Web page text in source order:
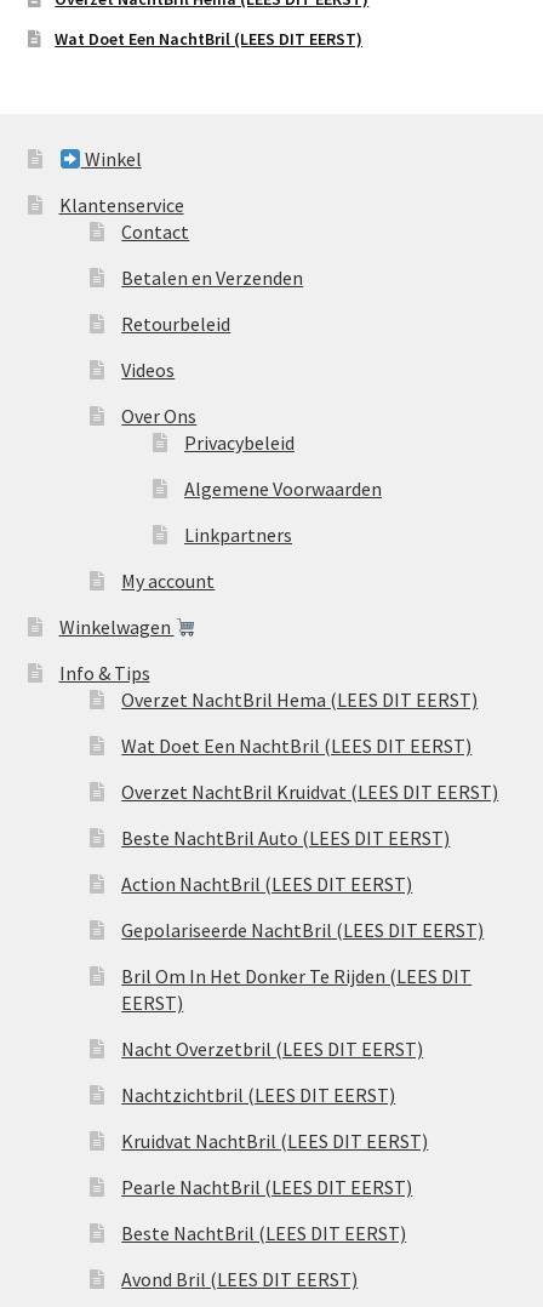
Wat Doet Een NachtBril (LEES DIT EERST)
Winkel
Klantenservice
Contact
Betalen en Verzenden
Retourbeleid
Videos
Over Ons
Privacybeleid
Algemene Voorwaarden
Linkpartners
My account
Winkelwagen
Info & Tips
Overzet NachtBril Hema (LEES DIT EERST)
Wat Doet Een NachtBril (LEES DIT EERST)
Overzet NachtBril Kruidvat (LEES DIT EERST)
Beste NachtBril Auto (LEES DIT EERST)
Action NachtBril (LEES DIT EERST)
Gepolariseerde NachtBril (LEES DIT EERST)
Bril Om In Het Donker Te Rijden (LEES DIT
EERST)
Nacht Overzetbril (LEES DIT EERST)
Nachtzichtbril (LEES DIT EERST)
Kruidvat NachtBril (LEES DIT EERST)
Pearle NachtBril (LEES DIT EERST)
Beste NachtBril (LEES DIT EERST)
Avond Bril (LEES DIT EERST)